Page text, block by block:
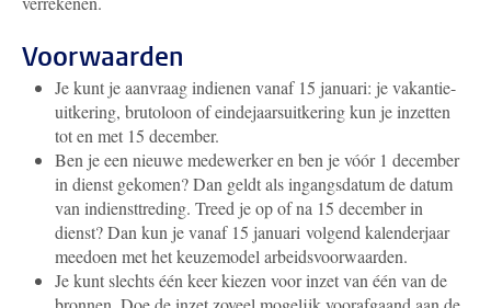
Voorwaarden
Je kunt je aanvraag indienen vanaf 15 januari: je vakantie-
uitkering, brutoloon of eindejaarsuitkering kun je inzetten
tot en met 15 december.
Ben je een nieuwe medewerker en ben je vóór 1 december
in dienst gekomen? Dan geldt als ingangsdatum de datum
van indiensttreding. Treed je op of na 15 december in
dienst? Dan kun je vanaf 15 januari volgend kalenderjaar
meedoen met het keuzemodel arbeidsvoorwaarden.
Je kunt slechts één keer kiezen voor inzet van één van de